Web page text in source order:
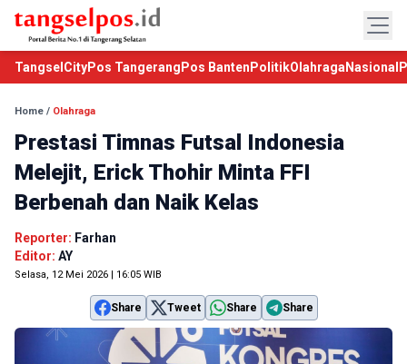
TangselCityPos Tangerang Pos Banten PolitikOlahraga Nasional
Home / Olahraga
Prestasi Timnas Futsal Indonesia
Melejit, Erick Thohir Minta FFI
Berbenah dan Naik Kelas
Reporter: Farhan
Editor: AY
Selasa, 12 Mei 2026 | 16:05 WIB
Share Tweet Share Share